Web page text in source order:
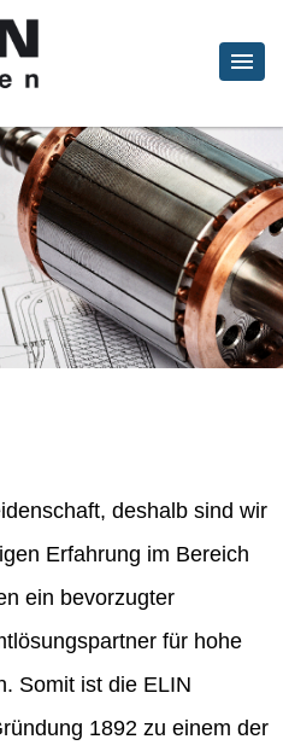
deshalb sind wir
Erfahrung im Bereich
ein bevorzugter
für hohe
Somit ist die ELIN
1892 zu einem der